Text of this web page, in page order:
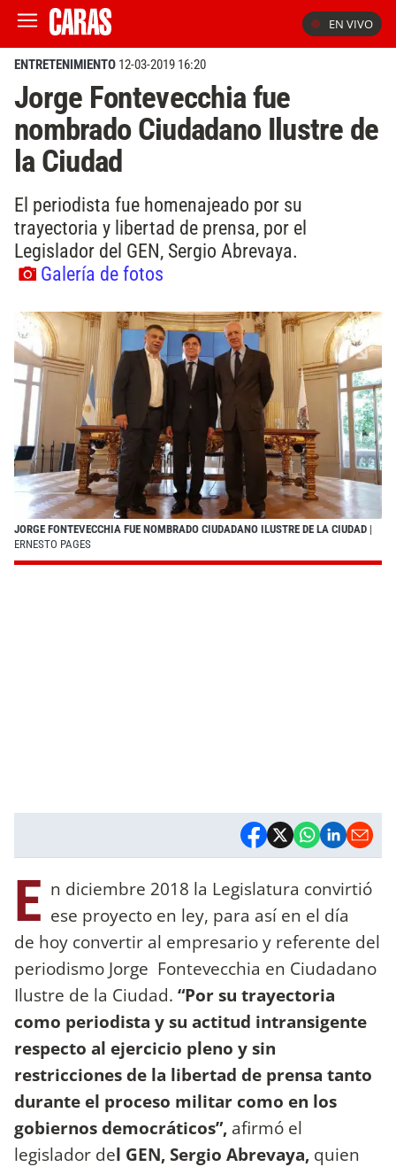
EN VIVO
ENTRETENIMIENTO 12-03-2019 16:20
Jorge Fontevecchia fue
nombrado Ciudadano Ilustre de
la Ciudad
El periodista fue homenajeado por su
trayectoria y libertad de prensa, por el
Legislador del GEN, Sergio Abrevaya.
Galería de fotos
JORGE FONTEVECCHIA FUE NOMBRADO CIUDADANO ILUSTRE DE LA CIUDAD |
ERNESTO PAGES
E n diciembre 2018 la Legislatura convirtió
ese proyecto en ley, para así en el día
de hoy convertir al empresario y referente del
periodismo Jorge Fontevecchia en Ciudadano
Ilustre de la Ciudad. “Por su trayectoria
como periodista y su actitud intransigente
respecto al ejercicio pleno y sin
restricciones de la libertad de prensa tanto
durante el proceso militar como en los
gobiernos democráticos”, afirmó el
legislador del GEN, Sergio Abrevaya, quien